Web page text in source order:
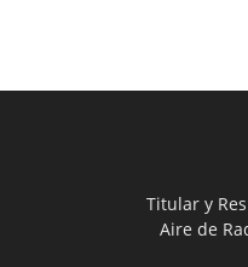
Titular y
Aire de